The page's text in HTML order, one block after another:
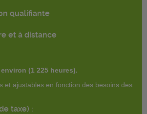
qualifiante
et à distance
(1 225 heures).
et ajustables en fonction des besoins des
taxe) :